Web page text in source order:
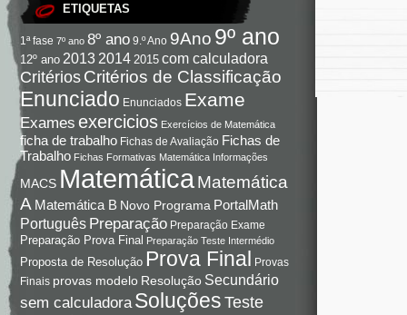
ETIQUETAS
1ª fase 7º ano 8º ano 9.º Ano 9Ano 9º ano
12º ano 2013 2014 2015 com calculadora
Critérios Critérios de Classificação
Enunciado Enunciados Exame
Exames exercicios Exercícios de Matemática
ficha de trabalho Fichas de Avaliação Fichas de
Trabalho Fichas Formativas Matemática Informações
MACS Matemática Matemática
A Matemática B Novo Programa PortalMath
Português Preparação Preparação Exame
Preparação Prova Final Preparação Teste Intermédio
Proposta de Resolução Prova Final Provas
Finais provas modelo Resolução Secundário
sem calculadora Soluções Teste